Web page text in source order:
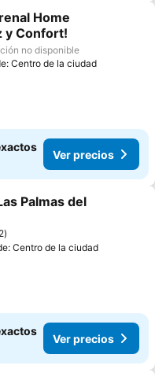
a favoritos
Home
y Confort!
no disponible
Centro de la ciudad
Ver precios
a favoritos
Palmas del
Centro de la ciudad
Ver precios